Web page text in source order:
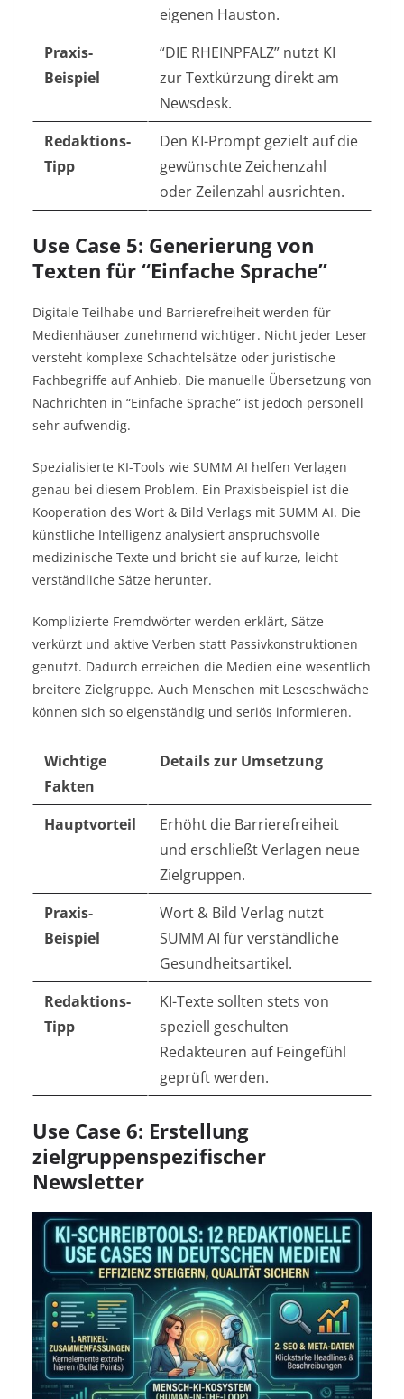
eigenen Hauston.
Praxis-
Beispiel
“DIE RHEINPFALZ” nutzt KI
zur Textkürzung direkt am
Newsdesk.
Redaktions-
Tipp
Den KI-Prompt gezielt auf die
gewünschte Zeichenzahl
oder Zeilenzahl ausrichten.
Use Case 5: Generierung von
Texten für “Einfache Sprache”
Digitale Teilhabe und Barrierefreiheit werden für
Medienhäuser zunehmend wichtiger. Nicht jeder Leser
versteht komplexe Schachtelsätze oder juristische
Fachbegriffe auf Anhieb. Die manuelle Übersetzung von
Nachrichten in “Einfache Sprache” ist jedoch personell
sehr aufwendig.
Spezialisierte KI-Tools wie SUMM AI helfen Verlagen
genau bei diesem Problem. Ein Praxisbeispiel ist die
Kooperation des Wort & Bild Verlags mit SUMM AI. Die
künstliche Intelligenz analysiert anspruchsvolle
medizinische Texte und bricht sie auf kurze, leicht
verständliche Sätze herunter.
Komplizierte Fremdwörter werden erklärt, Sätze
verkürzt und aktive Verben statt Passivkonstruktionen
genutzt. Dadurch erreichen die Medien eine wesentlich
breitere Zielgruppe. Auch Menschen mit Leseschwäche
können sich so eigenständig und seriös informieren.
Wichtige
Fakten
Details zur Umsetzung
Hauptvorteil
Erhöht die Barrierefreiheit
und erschließt Verlagen neue
Zielgruppen.
Praxis-
Beispiel
Wort & Bild Verlag nutzt
SUMM AI für verständliche
Gesundheitsartikel.
Redaktions-
Tipp
KI-Texte sollten stets von
speziell geschulten
Redakteuren auf Feingefühl
geprüft werden.
Use Case 6: Erstellung
zielgruppenspezifischer
Newsletter